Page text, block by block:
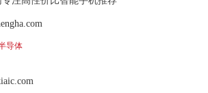
导体